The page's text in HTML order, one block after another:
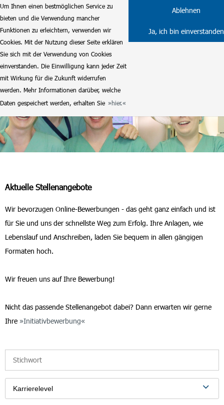
Um Ihnen einen bestmöglichen Service zu
bieten und die Verwendung mancher
Funktionen zu erleichtern, verwenden wir
Cookies. Mit der Nutzung dieser Seite erklären
Sie sich mit der Verwendung von Cookies
einverstanden. Die Einwilligung kann jeder Zeit
mit Wirkung für die Zukunft widerrufen
werden. Mehr Informationen darüber, welche
Daten gespeichert werden, erhalten Sie
hier.
Ablehnen
Ja, ich bin einverstanden
Aktuelle Stellenangebote
Wir bevorzugen Online-Bewerbungen - das geht ganz einfach und ist
für Sie und uns der schnellste Weg zum Erfolg. Ihre Anlagen, wie
Lebenslauf und Anschreiben, laden Sie bequem in allen gängigen
Formaten hoch.
Wir freuen uns auf Ihre Bewerbung!
Nicht das passende Stellenangebot dabei? Dann erwarten wir gerne
Ihre
Initiativbewerbung
Karrierelevel